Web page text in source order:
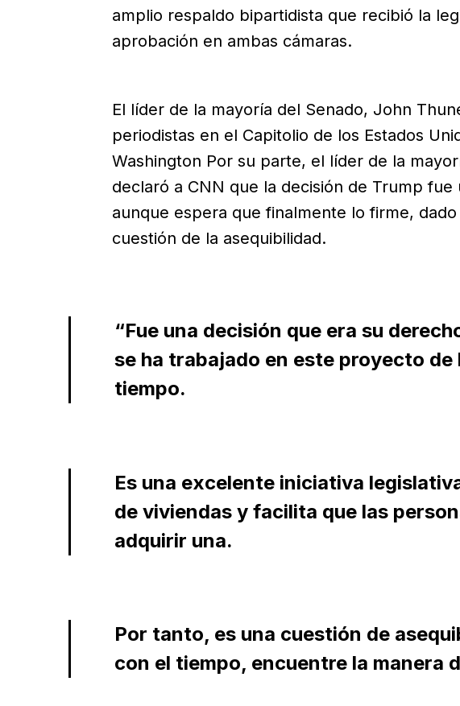
amplio respaldo bipartidista que recibió la
aprobación en ambas cámaras.
El líder de la mayoría del Senado, John
periodistas en el Capitolio de los Estados
Washington Por su parte, el líder de la
declaró a CNN que la decisión de Trump fue
aunque espera que finalmente lo firme,
cuestión de la asequibilidad.
“Fue una decisión que era su
se ha trabajado en este proyecto de
tiempo.
Es una excelente iniciativa
de viviendas y facilita que las
adquirir una.
Por tanto, es una cuestión de
con el tiempo, encuentre la manera